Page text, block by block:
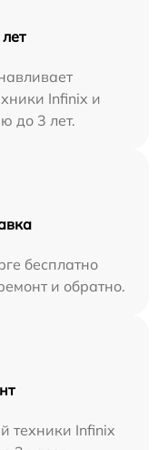
Infinix и
до 3 лет.
бесплатно
и обратно.
техники Infinix